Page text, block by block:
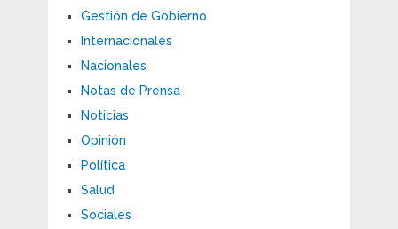
Gestión de Gobierno
Internacionales
Nacionales
Notas de Prensa
Noticias
Opinión
Política
Salud
Sociales